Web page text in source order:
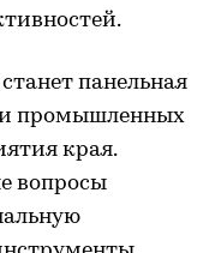
панельная
промышленных
края.
вопросы